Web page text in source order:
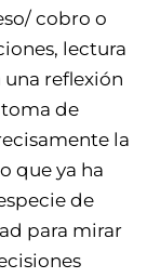
cobro o
lectura
una reflexión
de
la
que ya ha
de
para mirar